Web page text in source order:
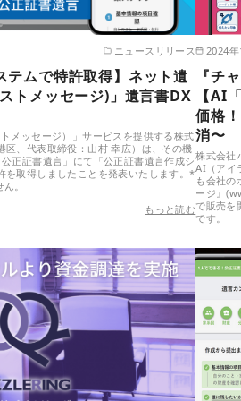
ニュースリリース
テムで特許取得】ネット遺
メッセージ)」遺言書DX
メッセージ）」サービスを提供する株式
区、代表取締役：山村 幸広）は、その機
正証書遺言」にて「公正証書遺言作成シ
を取得しましたことを発表いたします。*
。
もっと読む
2024
『チ
【AI
価格
消〜
株式会社
AI（アイ
も会社の
ージ』
で販売を
です。